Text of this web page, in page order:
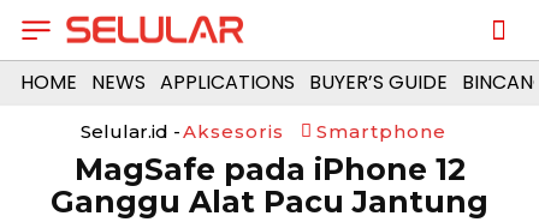
HOME NEWS APPLICATIONS BUYER’S GUIDE
Selular.id -Aksesoris Smartphone
MagSafe pada iPhone 12
Ganggu Alat Pacu Jantung